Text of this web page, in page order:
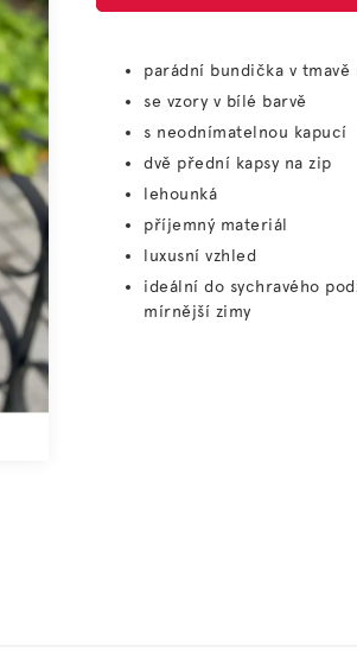
parádní bundička v tmavě
se vzory v bílé barvě
s neodnímatelnou kapucí
dvě přední kapsy na zip
lehounká
příjemný materiál
luxusní vzhled
ideální do sychravého
mírnější zimy